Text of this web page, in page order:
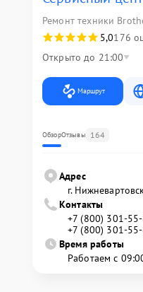
Ремонт техники
5,0176
Открыто до 21:00
Маршрут
ОбзорОтзывы 164
Адрес
г.
Контакты
+7 (800) 301-
+7 (800) 301-
Время работы
Работаем с